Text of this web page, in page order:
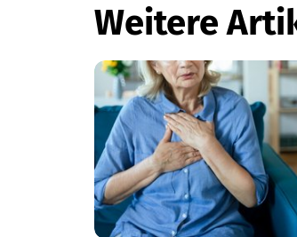
Weitere